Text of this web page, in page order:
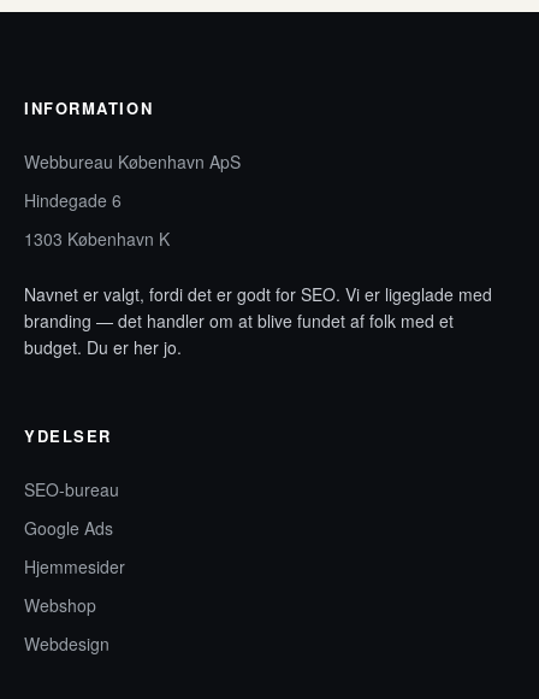
INFORMATION
Webbureau København ApS
Hindegade 6
1303 København K
Navnet er valgt, fordi det er godt for SEO. Vi er ligeglade med
branding — det handler om at blive fundet af folk med et
budget. Du er her jo.
YDELSER
SEO-bureau
Google Ads
Hjemmesider
Webshop
Webdesign